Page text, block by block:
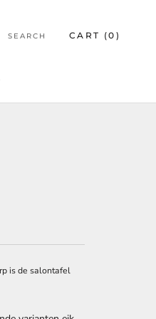
SEARCH CART (0 )
is de salontafel